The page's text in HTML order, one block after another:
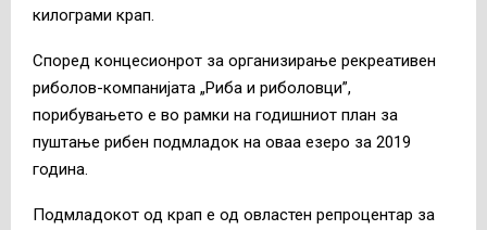
килограми крап.
Според концесионрот за организирање рекреативен
риболов-компанијата „Риба и риболовци”,
порибувањето е во рамки на годишниот план за
пуштање рибен подмладок на оваа езеро за 2019
година.
Подмладокот од крап е од овластен репроцентар за